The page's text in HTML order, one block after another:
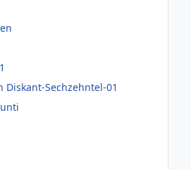
Diskant-Sechzehntel-01